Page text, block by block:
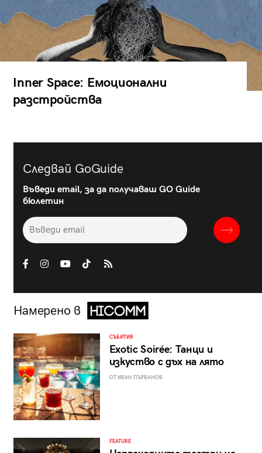
Inner Space: Емоционални
разстройства
Следвай GoGuide
Въведи email, за да получаваш GO Guide
бюлетин
Намерено в
СЪБИТИЯ
Exotic Soirée: Танци и
изкуство с дъх на лято
ОТ ИВАН ПЪРВАНОВ
FEATURE